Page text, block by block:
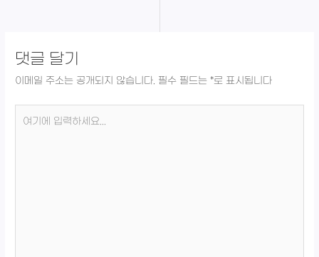
댓글 달기
이메일 주소는 공개되지 않습니다. 필수 필드는*로 표시됩니다